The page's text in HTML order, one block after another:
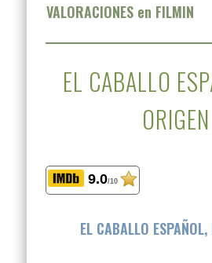
VALORACIONES en FILMIN
EL CABALLO
ORIGEN
9.0/10
EL CABALLO